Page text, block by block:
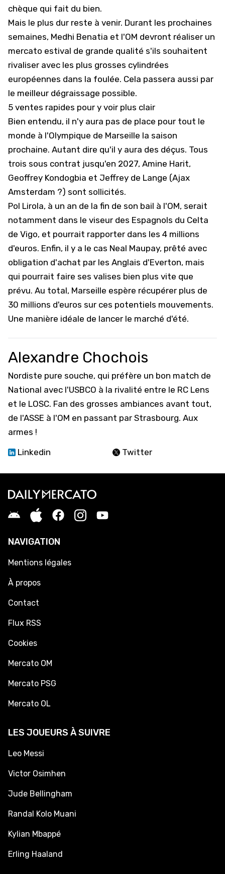
chèque qui fait du bien.
Mais le plus dur reste à venir. Durant les prochaines
semaines, Medhi Benatia et l'OM devront réaliser un
mercato estival de grande qualité s'ils souhaitent
rivaliser avec les plus grosses cylindrées
européennes dans la foulée. Cela passera aussi par
le meilleur dégraissage possible.
5 ventes rapides pour y voir plus clair
Bien entendu, il n'y aura pas de place pour tout le
monde à l'Olympique de Marseille la saison
prochaine. Autant dire qu'il y aura des déçus. Tous
trois sous contrat jusqu'en 2027, Amine Harit,
Geoffrey Kondogbia et Jeffrey de Lange (Ajax
Amsterdam ?) sont sollicités.
Pol Lirola, à un an de la fin de son bail à l'OM, serait
notamment dans le viseur des Espagnols du Celta
de Vigo, et pourrait rapporter dans les 4 millions
d'euros. Enfin, il y a le cas Neal Maupay, prêté avec
obligation d'achat par les Anglais d'Everton, mais
qui pourrait faire ses valises bien plus vite que
prévu. Au total, Marseille espère récupérer plus de
30 millions d'euros sur ces potentiels mouvements.
Une manière idéale de lancer le marché d'été.
Alexandre Chochois
Nordiste pure souche, qui préfère un bon match de
National avec l'USBCO à la rivalité entre le RC Lens
et le LOSC. Fan des grosses ambiances avant tout,
de l'ASSE à l'OM en passant par Strasbourg. Aux
armes !
Linkedin
Twitter
NAVIGATION
Mentions légales
À propos
Contact
Flux RSS
Cookies
Mercato OM
Mercato PSG
Mercato OL
LES JOUEURS À SUIVRE
Leo Messi
Victor Osimhen
Jude Bellingham
Randal Kolo Muani
Kylian Mbappé
Erling Haaland